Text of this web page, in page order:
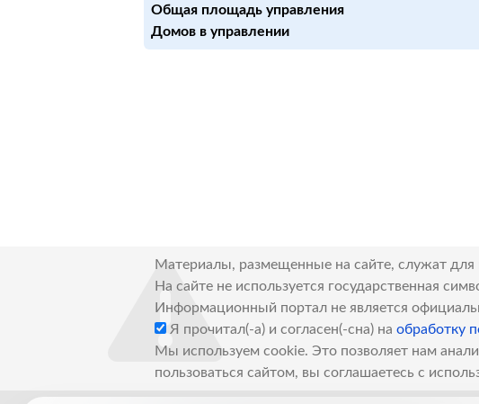
Общая площадь управления
Домов в управлении
Материалы, размещенные на сайте, служат
На сайте не используется государственная
Информационный портал не является
Я прочитал(-а) и согласен(-сна) на обработку
Мы используем cookie. Это позволяет нам
пользоваться сайтом, вы соглашаетесь с